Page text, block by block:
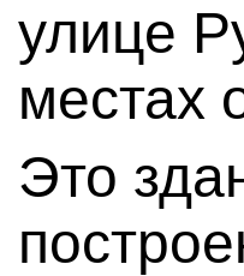
улице
местах
Это